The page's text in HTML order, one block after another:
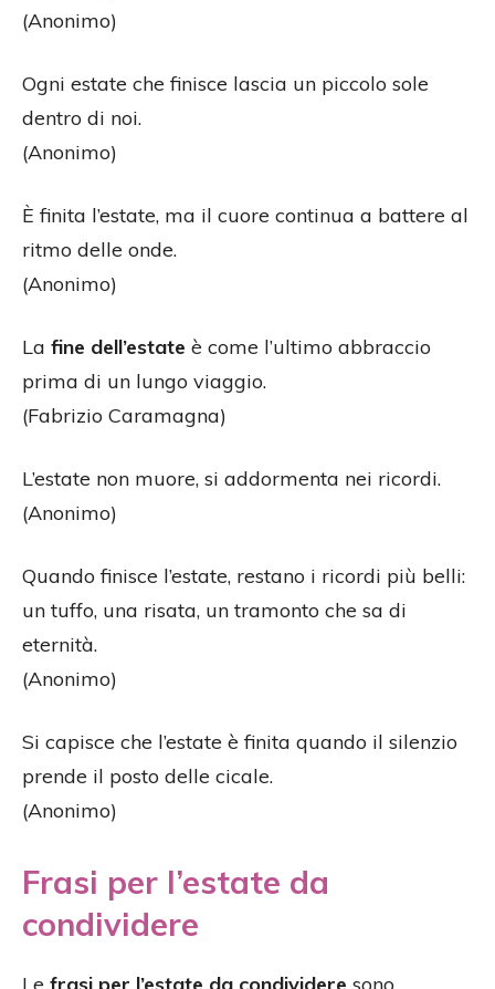
(Anonimo)
Ogni estate che finisce lascia un piccolo sole
dentro di noi.
(Anonimo)
È finita l’estate, ma il cuore continua a battere al
ritmo delle onde.
(Anonimo)
La fine dell’estate è come l’ultimo abbraccio
prima di un lungo viaggio.
(Fabrizio Caramagna)
L’estate non muore, si addormenta nei ricordi.
(Anonimo)
Quando finisce l’estate, restano i ricordi più belli:
un tuffo, una risata, un tramonto che sa di
eternità.
(Anonimo)
Si capisce che l’estate è finita quando il silenzio
prende il posto delle cicale.
(Anonimo)
Frasi per l’estate da
condividere